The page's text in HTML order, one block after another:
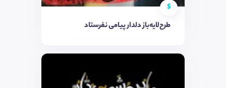
$
طرح‌لایه‌باز دلدار پیامی نفرستاد